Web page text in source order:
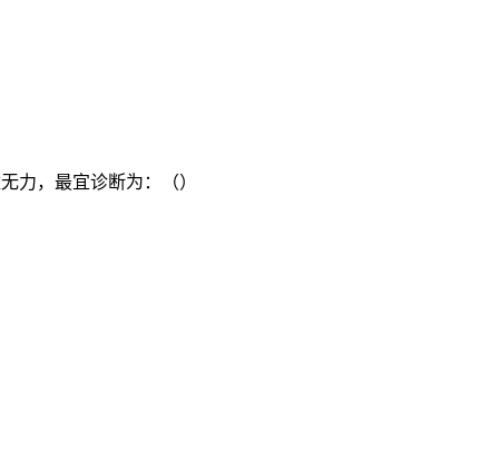
力，最宜诊断为：（）